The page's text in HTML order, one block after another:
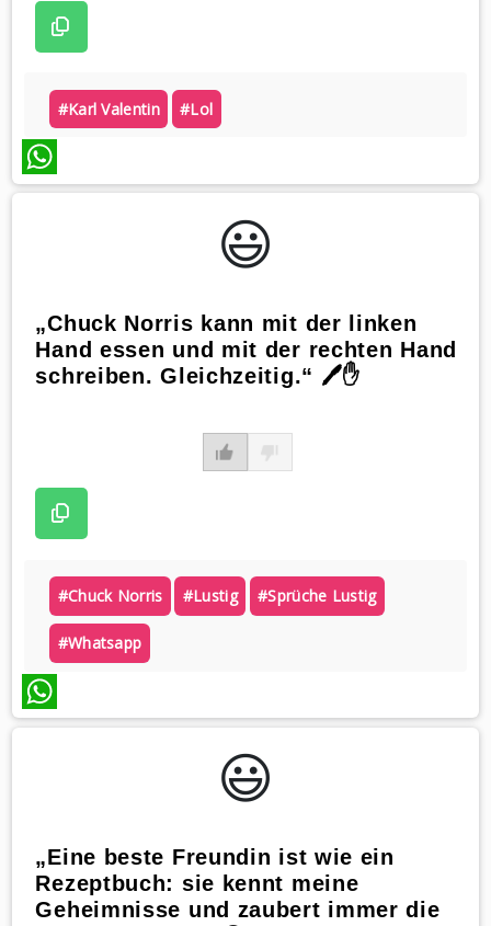
#karl Valentin #lol
WhatsApp
😃️
„Chuck Norris kann mit der linken
Hand essen und mit der rechten Hand
schreiben. Gleichzeitig.“ 🖊️✋
#chuck Norris #lustig #sprüche Lustig
#whatsapp
WhatsApp
😃️
„Eine beste Freundin ist wie ein
Rezeptbuch: sie kennt meine
Geheimnisse und zaubert immer die